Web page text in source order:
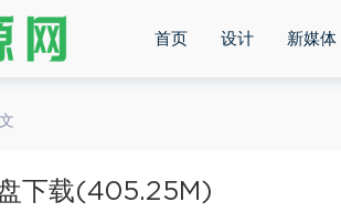
首页 设计 新媒体
下载(405.25M)